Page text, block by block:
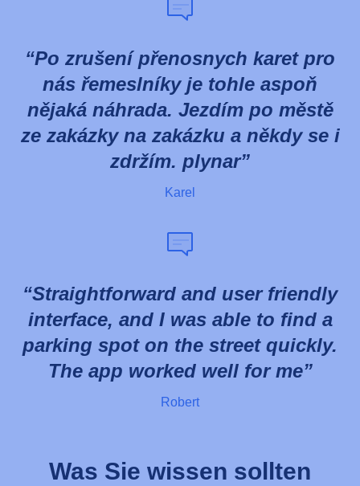
Po zrušení přenosnych karet pro
nás řemeslníky je tohle aspoň
nějaká náhrada. Jezdím po městě
ze zakázky na zakázku a někdy se i
zdržím. plynar
Karel
Straightforward and user friendly
interface, and I was able to find a
parking spot on the street quickly.
The app worked well for me
Robert
Was Sie wissen sollten